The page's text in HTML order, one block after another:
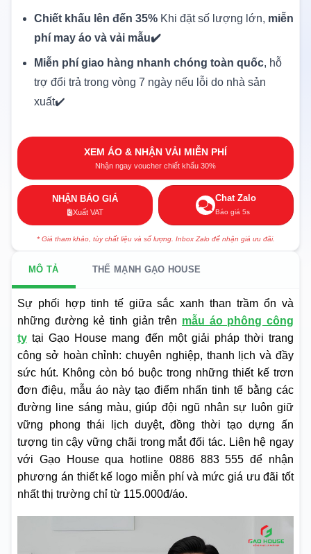
Chiết khấu lên đến 35% Khi đặt số lượng lớn, miễn
phí may áo và vải mẫu✔️
Miễn phí giao hàng nhanh chóng toàn quốc, hỗ
trợ đổi trả trong vòng 7 ngày nếu lỗi do nhà sản
xuất✔️
XEM ÁO & NHẬN VẢI MIỄN PHÍ
Nhận ngay voucher chiết khấu 30%
NHẬN BÁO GIÁ
Xuất VAT
Chat Zalo
Báo giá 5s
* Giá tham khảo, tùy chất liệu và số lượng. Inbox Zalo để nhận giá ưu đãi.
MÔ TẢ THẾ MẠNH GẠO HOUSE
Sự phối hợp tinh tế giữa sắc xanh than trầm ổn và
những đường kẻ tinh giản trên mẫu áo phông công
ty tại Gạo House mang đến một giải pháp thời trang
công sở hoàn chỉnh: chuyên nghiệp, thanh lịch và đầy
sức hút. Không còn bó buộc trong những thiết kế trơn
đơn điệu, mẫu áo này tạo điểm nhấn tinh tế bằng các
đường line sáng màu, giúp đội ngũ nhân sự luôn giữ
vững phong thái lịch duyệt, đồng thời tạo dựng ấn
tượng tin cậy vững chãi trong mắt đối tác. Liên hệ ngay
với Gạo House qua hotline 0886 883 555 để nhận
phương án thiết kế logo miễn phí và mức giá ưu đãi tốt
nhất thị trường chỉ từ 115.000đ/áo.